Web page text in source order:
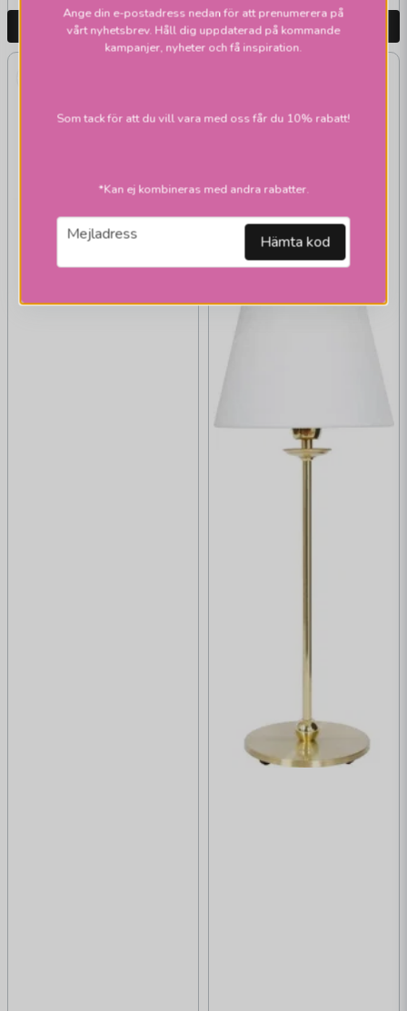
LÄGG I VARUKORGEN LÄGG I VARUKORGEN
KONSTHANTVERK TYRINGE
Ange din e-postadress nedan för att prenumerera på
vårt nyhetsbrev. Håll dig uppdaterad på kommande
kampanjer, nyheter och få inspiration.
Som tack för att du vill vara med oss får du 10% rabatt!
*Kan ej kombineras med andra rabatter.
email
Mejladress Hämta kod